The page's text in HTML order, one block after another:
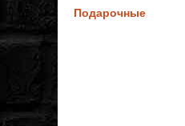
Подарочные